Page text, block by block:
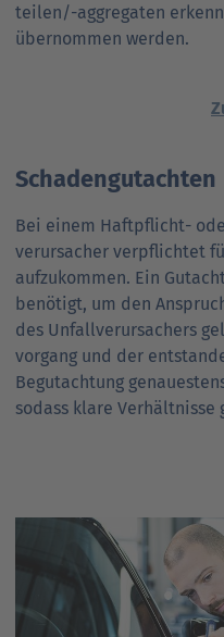
teilen/-aggregaten
übernommen werden.
Schadengutachten
Bei einem Haft­pflicht-
verursacher verpflichtet
aufzukommen. Ein
benötigt, um den
des Unfall­verursachers
vorgang und der
Begutachtung
sodass klare Verhältnisse